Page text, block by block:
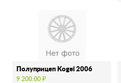
Полуприцеп Kogel 2006
9 200.00 ₽